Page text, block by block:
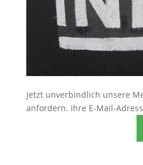
Jetzt unverbindlich unsere
anfordern. Ihre E-Mail-